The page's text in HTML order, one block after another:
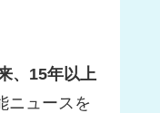
、15年以上
ニュースを